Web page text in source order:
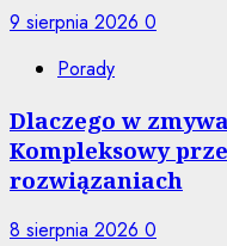
9 sierpnia 2026 0
Porady
Dlaczego w
Kompleksowy
rozwiązaniach
8 sierpnia 2026 0